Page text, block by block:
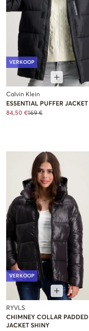
VERKOOP
Calvin Klein
ESSENTIAL PUFFER JACKET
84,50 €169 €
VERKOOP
RYVLS
CHIMNEY COLLAR PADDED
JACKET SHINY